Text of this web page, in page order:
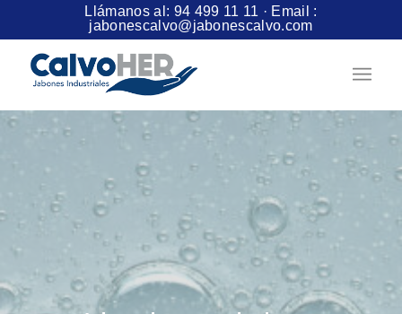
Llámanos al: 94 499 11 11 · Email :
jabonescalvo@jabonescalvo.com